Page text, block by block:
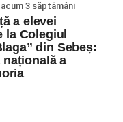
pe traseul de
Blaga”
acum 3 săptămâni
a elevei
la Colegiul
din Sebeș:
națională a